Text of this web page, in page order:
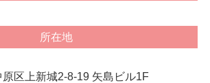
所在地
区上新城2-8-19 矢島ビル1F